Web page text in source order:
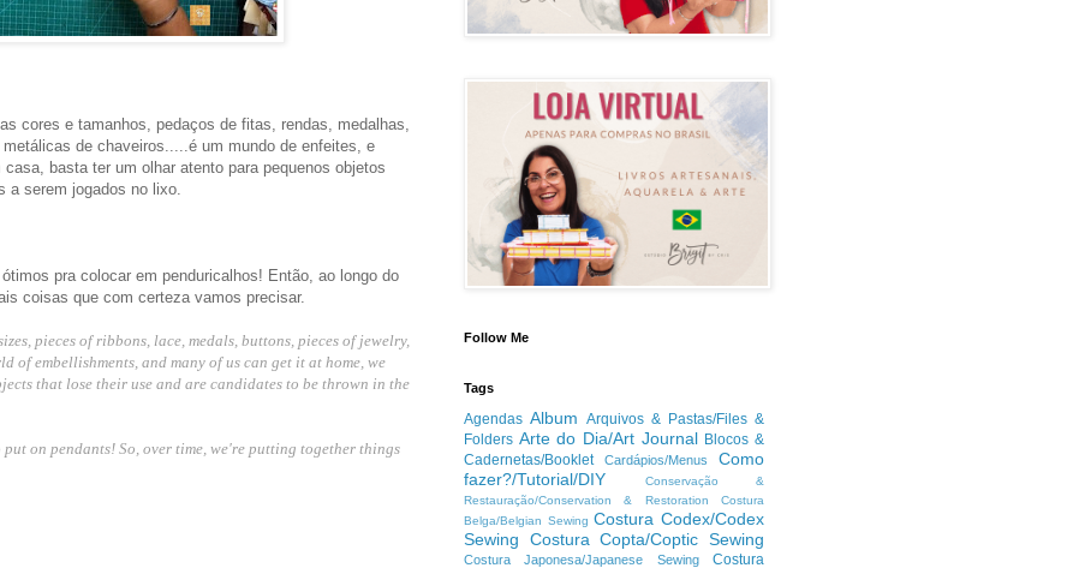
cores e tamanhos, pedaços de fitas, rendas, medalhas,
de chaveiros.....é um mundo de enfeites, e
basta ter um olhar atento para pequenos objetos
a serem jogados no lixo.
pra colocar em penduricalhos! Então, ao longo do
coisas que com certeza vamos precisar.
pieces of ribbons, lace, medals, buttons, pieces of jewelry,
of embellishments, and many of us can get it at home, we
that lose their use and are candidates to be thrown in the
put on pendants! So, over time, we're putting together things
Follow Me
Tags
Agendas Album Arquivos & Pastas/Files &
Folders Arte do Dia/Art Journal Blocos &
Cadernetas/Booklet
Cardápios/Menus
Como
fazer?/Tutorial/DIY
Conservação &
Restauração/Conservation & Restoration
Costura
Belga/Belgian Sewing Costura Codex/Codex
Sewing
Costura Copta/Coptic Sewing
Costura Japonesa/Japanese Sewing
Costura